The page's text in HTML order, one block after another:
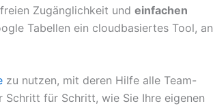
Zugänglichkeit und einfachen
Tabellen ein cloudbasiertes Tool, an
zu nutzen, mit deren Hilfe alle Team-
für Schritt, wie Sie Ihre eigenen